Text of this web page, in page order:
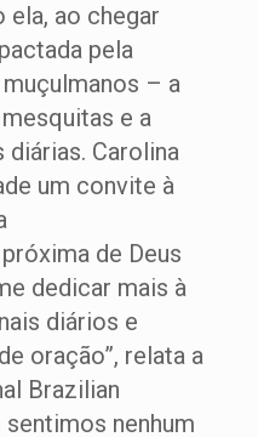
ela, ao chegar
pela
– a
e a
Carolina
um convite à
de Deus
dedicar mais à
diários e
oração”, relata a
Brazilian
nenhum